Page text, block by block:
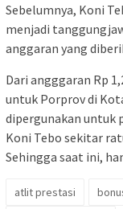
Sebelumnya, Koni
menjadi
anggaran yang
Dari angggaran Rp
untuk Porprov di
dipergunakan untuk
Koni Tebo sekitar
Sehingga saat ini,
atlit prestasi